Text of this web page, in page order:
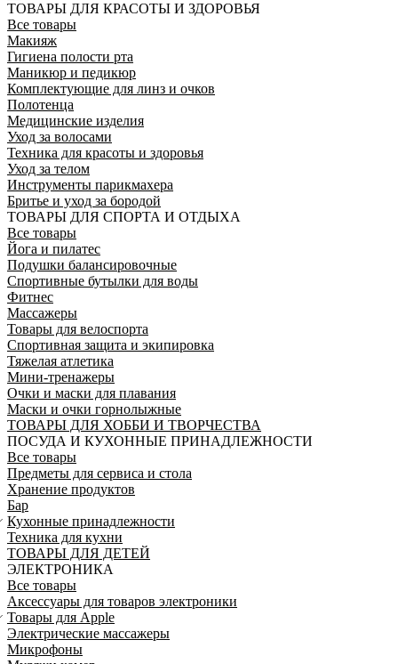
ТОВАРЫ ДЛЯ КРАСОТЫ И ЗДОРОВЬЯ
Все товары
Макияж
Гигиена полости рта
Маникюр и педикюр
Комплектующие для линз и очков
Полотенца
Медицинские изделия
Уход за волосами
Техника для красоты и здоровья
Уход за телом
Инструменты парикмахера
Бритье и уход за бородой
ТОВАРЫ ДЛЯ СПОРТА И ОТДЫХА
Все товары
Йога и пилатес
Подушки балансировочные
Спортивные бутылки для воды
Фитнес
Массажеры
Товары для велоспорта
Спортивная защита и экипировка
Тяжелая атлетика
Мини-тренажеры
Очки и маски для плавания
Маски и очки горнолыжные
ТОВАРЫ ДЛЯ ХОББИ И ТВОРЧЕСТВА
ПОСУДА И КУХОННЫЕ ПРИНАДЛЕЖНОСТИ
Все товары
Предметы для сервиса и стола
Хранение продуктов
Бар
Кухонные принадлежности
Техника для кухни
ТОВАРЫ ДЛЯ ДЕТЕЙ
ЭЛЕКТРОНИКА
Все товары
Аксессуары для товаров электроники
Товары для Apple
Электрические массажеры
Микрофоны